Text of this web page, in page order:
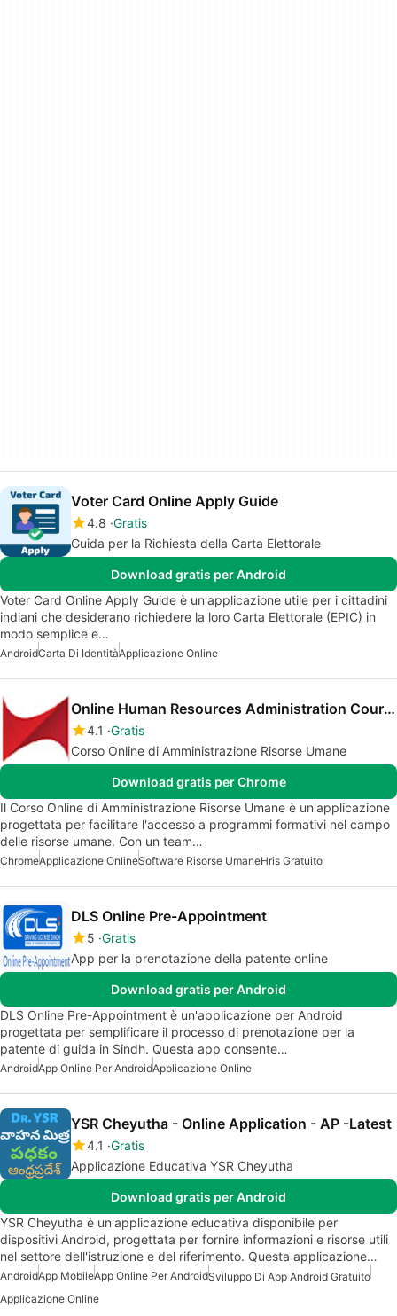
Voter Card Online Apply Guide
4.8 Gratis
Guida per la Richiesta della Carta Elettorale
Download gratis per Android
Voter Card Online Apply Guide è un'applicazione utile per i cittadini
indiani che desiderano richiedere la loro Carta Elettorale (EPIC) in
modo semplice e…
AndroidCarta Di IdentitàApplicazione Online
Online Human Resources Administration Course
4.1 Gratis
Corso Online di Amministrazione Risorse Umane
Download gratis per Chrome
Il Corso Online di Amministrazione Risorse Umane è un'applicazione
progettata per facilitare l'accesso a programmi formativi nel campo
delle risorse umane. Con un team…
ChromeApplicazione OnlineSoftware Risorse UmaneHris Gratuito
DLS Online Pre-Appointment
5 Gratis
App per la prenotazione della patente online
Download gratis per Android
DLS Online Pre-Appointment è un'applicazione per Android
progettata per semplificare il processo di prenotazione per la
patente di guida in Sindh. Questa app consente…
AndroidApp Online Per AndroidApplicazione Online
YSR Cheyutha - Online Application - AP -Latest
4.1 Gratis
Applicazione Educativa YSR Cheyutha
Download gratis per Android
YSR Cheyutha è un'applicazione educativa disponibile per
dispositivi Android, progettata per fornire informazioni e risorse utili
nel settore dell'istruzione e del riferimento. Questa applicazione…
AndroidApp MobileApp Online Per AndroidSviluppo Di App Android Gratuito
Applicazione Online